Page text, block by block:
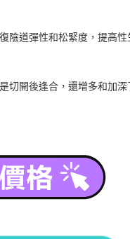
陰道彈性和松緊度，提高性
切開後逢合，還增多和加深